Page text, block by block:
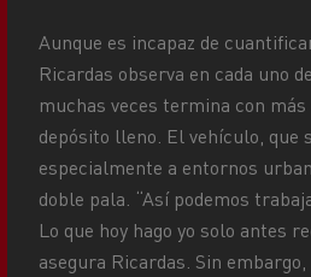
Aunque es incapaz de
Ricardas observa en cada uno
muchas veces termina con
depósito lleno. El vehículo, que
especialmente a entornos
doble pala. “Así podemos
Lo que hoy hago yo solo antes
asegura Ricardas. Sin